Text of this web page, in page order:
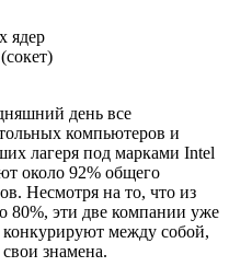
ядер
день все
компьютеров и
лагеря под марками Intel
около 92% общего
Несмотря на то, что из
80%, эти две компании уже
между собой,
знамена.